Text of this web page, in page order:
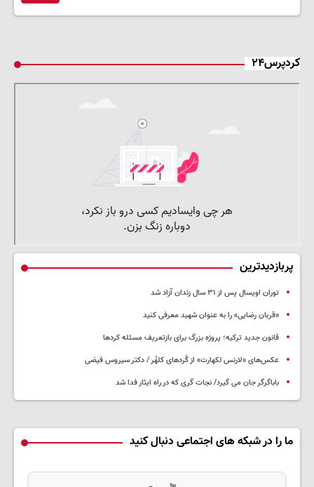
کردپرس۲۴
پربازدیدترین
توران اویسال پس از ۳۱ سال زندان آزاد شد
«قربان رضایی» را به عنوان شهید معرفی کنید
قانون جدید ترکیه؛ پروژه بزرگ‌ برای بازتعریف مسئله کردها
عکس‌های «لارنس لکهارت» از کُردهای کلهُر / دکتر سیروس فیضی
باباگرگر جان می گیرد/ نجات گری که در راه ایثار فدا شد
ما را در شبکه های اجتماعی دنبال کنید